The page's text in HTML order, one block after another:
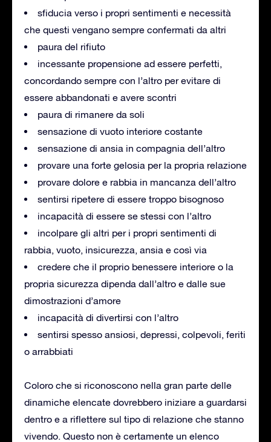
sfiducia verso i propri sentimenti e necessità
che questi vengano sempre confermati da altri
paura del rifiuto
incessante propensione ad essere perfetti,
concordando sempre con l’altro per evitare di
essere abbandonati e avere scontri
paura di rimanere da soli
sensazione di vuoto interiore costante
sensazione di ansia in compagnia dell’altro
provare una forte gelosia per la propria relazione
provare dolore e rabbia in mancanza dell’altro
sentirsi ripetere di essere troppo bisognoso
incapacità di essere se stessi con l’altro
incolpare gli altri per i propri sentimenti di
rabbia, vuoto, insicurezza, ansia e così via
credere che il proprio benessere interiore o la
propria sicurezza dipenda dall’altro e dalle sue
dimostrazioni d’amore
incapacità di divertirsi con l’altro
sentirsi spesso ansiosi, depressi, colpevoli, feriti
o arrabbiati
Coloro che si riconoscono nella gran parte delle
dinamiche elencate dovrebbero iniziare a guardarsi
dentro e a riflettere sul tipo di relazione che stanno
vivendo. Questo non è certamente un elenco